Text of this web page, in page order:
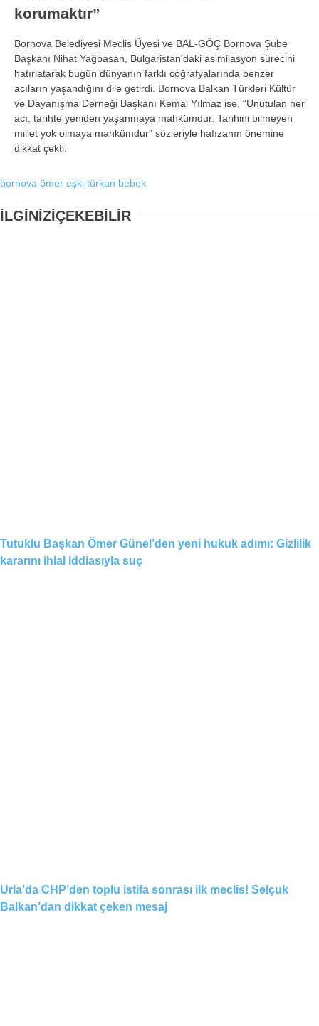
korumaktır”
Bornova Belediyesi Meclis Üyesi ve BAL-GÖÇ Bornova Şube
Başkanı Nihat Yağbasan, Bulgaristan’daki asimilasyon sürecini
hatırlatarak bugün dünyanın farklı coğrafyalarında benzer
acıların yaşandığını dile getirdi. Bornova Balkan Türkleri Kültür
ve Dayanışma Derneği Başkanı Kemal Yılmaz ise, “Unutulan her
acı, tarihte yeniden yaşanmaya mahkûmdur. Tarihini bilmeyen
millet yok olmaya mahkûmdur” sözleriyle hafızanın önemine
dikkat çekti.
bornova ömer eşki türkan bebek
İLGİNİZİÇEKEBİLİR
Tutuklu Başkan Ömer Günel’den yeni hukuk adımı: Gizlilik
kararını ihlal iddiasıyla suç
Urla’da CHP’den toplu istifa sonrası ilk meclis! Selçuk
Balkan’dan dikkat çeken mesaj